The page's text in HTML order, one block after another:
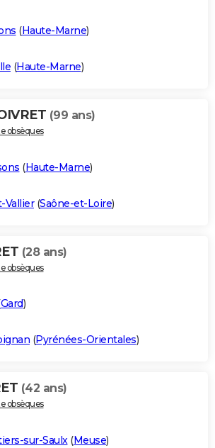
(Haute-Marne)
(Haute-Marne)
(99 ans)
obsèques
(Haute-Marne)
Vallier(Saône-et-Loire)
(28 ans)
obsèques
Gard)
(Pyrénées-Orientales)
(42 ans)
obsèques
sur-Saulx(Meuse)